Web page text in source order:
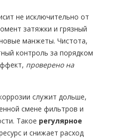
не исключительно от
затяжки и грязный
манжеты. Чистота,
контроль за порядком
проверено на
служит дольше,
смене фильтров и
Такое регулярное
и снижает расход